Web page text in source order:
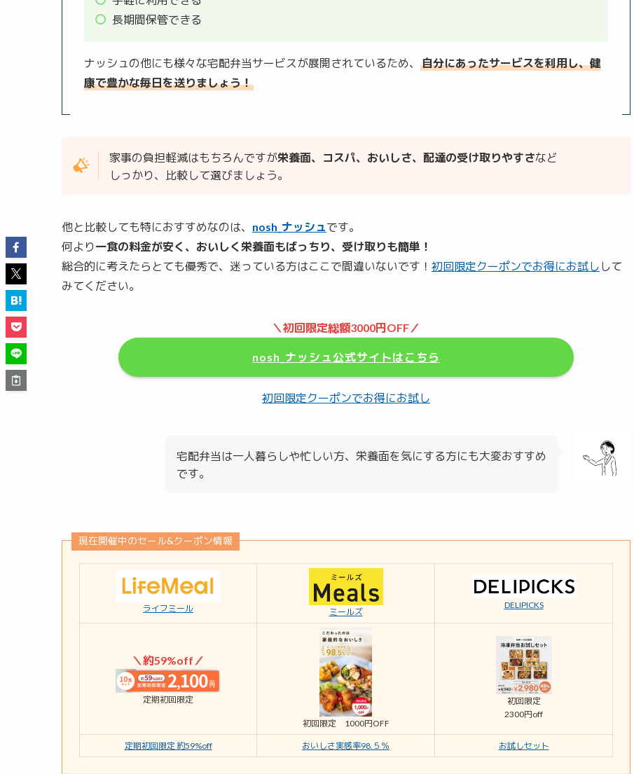
長期間保管できる
ナッシュの他にも様々な宅配弁当サービスが展開されているため、
自分にあったサービスを利用し、健
康で豊かな毎日を送りましょう！
家事の負担軽減はもちろんですが栄養面、コスパ、おいしさ、配達の受け取りやすさなど
しっかり、比較して選びましょう。
他と比較しても特におすすめなのは、 nosh_ナッシュです。
何より一食の料金が安く、おいしく栄養面もばっちり、受け取りも簡単！
総合的に考えたらとても優秀で、迷っている方はここで間違いないです！ 初回限定クーポンでお得にお試し して
みてください。
＼初回限定総額3000円OFF／
nosh_ナッシュ公式サイトはこちら
初回限定クーポンでお得にお試し
宅配弁当は一人暮らしや忙しい方、栄養面を気にする方にも大変おすすめ
です。
現在開催中のセール&クーポン情報
ライフミール ミールズ
DELIPICKS
＼約59%off／
定期初回限定
初回限定 1000円OFF
初回限定
2300円off
定期初回限定 約59%off おいしさ実感率98.５％ お試しセット